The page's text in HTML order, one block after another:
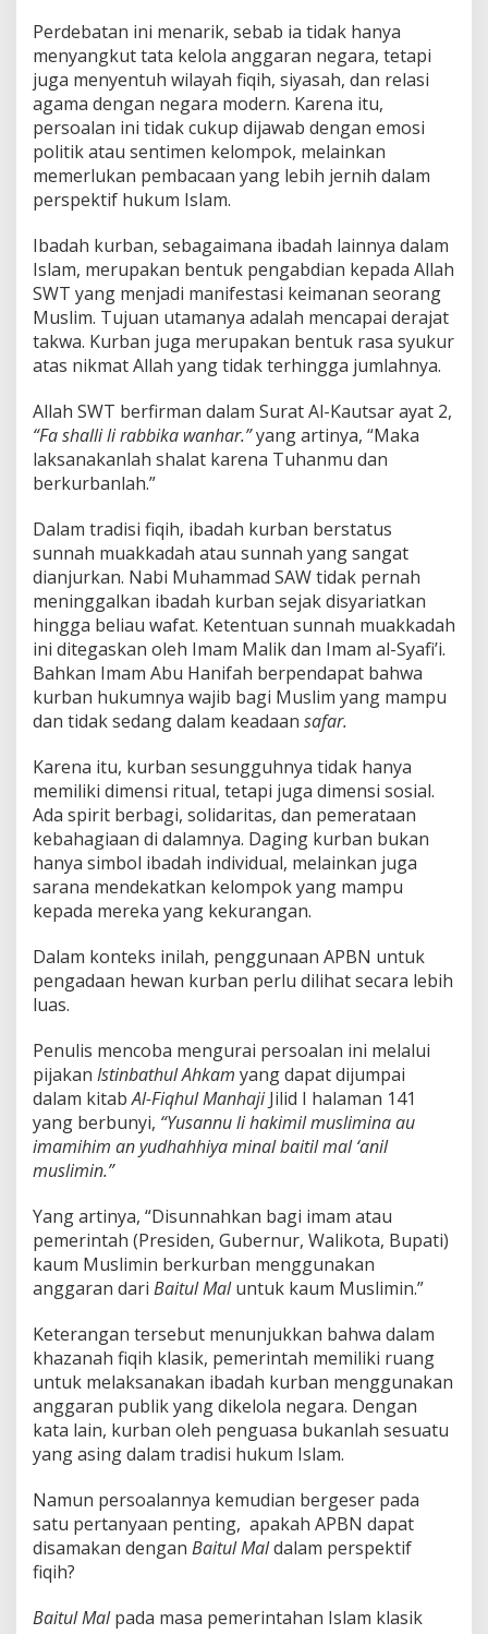
Perdebatan ini menarik, sebab ia tidak hanya
menyangkut tata kelola anggaran negara, tetapi
juga menyentuh wilayah fiqih, siyasah, dan relasi
agama dengan negara modern. Karena itu,
persoalan ini tidak cukup dijawab dengan emosi
politik atau sentimen kelompok, melainkan
memerlukan pembacaan yang lebih jernih dalam
perspektif hukum Islam.
Ibadah kurban, sebagaimana ibadah lainnya dalam
Islam, merupakan bentuk pengabdian kepada Allah
SWT yang menjadi manifestasi keimanan seorang
Muslim. Tujuan utamanya adalah mencapai derajat
takwa. Kurban juga merupakan bentuk rasa syukur
atas nikmat Allah yang tidak terhingga jumlahnya.
Allah SWT berfirman dalam Surat Al-Kautsar ayat 2,
“Fa shalli li rabbika wanhar.”yang artinya, “Maka
laksanakanlah shalat karena Tuhanmu dan
berkurbanlah.”
Dalam tradisi fiqih, ibadah kurban berstatus
sunnah muakkadah atau sunnah yang sangat
dianjurkan. Nabi Muhammad SAW tidak pernah
meninggalkan ibadah kurban sejak disyariatkan
hingga beliau wafat. Ketentuan sunnah muakkadah
ini ditegaskan oleh Imam Malik dan Imam al-Syafi’i.
Bahkan Imam Abu Hanifah berpendapat bahwa
kurban hukumnya wajib bagi Muslim yang mampu
dan tidak sedang dalam keadaan safar.
Karena itu, kurban sesungguhnya tidak hanya
memiliki dimensi ritual, tetapi juga dimensi sosial.
Ada spirit berbagi, solidaritas, dan pemerataan
kebahagiaan di dalamnya. Daging kurban bukan
hanya simbol ibadah individual, melainkan juga
sarana mendekatkan kelompok yang mampu
kepada mereka yang kekurangan.
Dalam konteks inilah, penggunaan APBN untuk
pengadaan hewan kurban perlu dilihat secara lebih
luas.
Penulis mencoba mengurai persoalan ini melalui
pijakan Istinbathul Ahkam yang dapat dijumpai
dalam kitabAl-Fiqhul ManhajiJilid I halaman 141
yang berbunyi, “Yusannu li hakimil muslimina au
imamihim an yudhahhiya minal baitil mal ‘anil
muslimin.”
Yang artinya, “Disunnahkan bagi imam atau
pemerintah (Presiden, Gubernur, Walikota, Bupati)
kaum Muslimin berkurban menggunakan
anggaran dari Baitul Maluntuk kaum Muslimin.”
Keterangan tersebut menunjukkan bahwa dalam
khazanah fiqih klasik, pemerintah memiliki ruang
untuk melaksanakan ibadah kurban menggunakan
anggaran publik yang dikelola negara. Dengan
kata lain, kurban oleh penguasa bukanlah sesuatu
yang asing dalam tradisi hukum Islam.
Namun persoalannya kemudian bergeser pada
satu pertanyaan penting, apakah APBN dapat
disamakan dengan Baitul Maldalam perspektif
fiqih?
Baitul Malpada masa pemerintahan Islam klasik